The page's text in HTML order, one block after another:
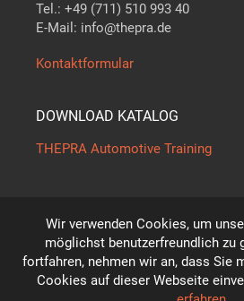
Wir verwenden Cookies, um
möglichst benutzerfreundlich zu
fortfahren, nehmen wir an, dass Sie
Cookies auf dieser Webseite
Tel.: +49 (711) 510 993 40
E-Mail: info@thepra.de
Kontaktformular
DOWNLOAD KATALOG
THEPRA Automotive Training
Der Maßstab inTHE
Technische Änderungen
© THEPRA Didactic